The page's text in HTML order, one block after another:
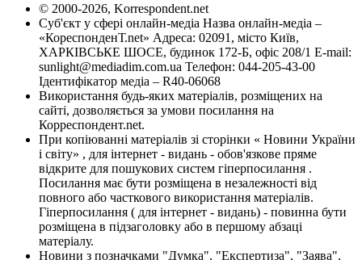
© 2000-2026, Korrespondent.net
Суб'єкт у сфері онлайн-медіа Назва онлайн-медіа –
«КореспонденТ.net» Адреса: 02091, місто Київ,
ХАРКІВСЬКЕ ШОСЕ, будинок 172-Б, офіс 208/1 E-mail:
sunlight@mediadim.com.ua Телефон: 044-205-43-00
Ідентифікатор медіа – R40-06068
Використання будь-яких матеріалів, розміщених на
сайті, дозволяється за умови посилання на
Корреспондент.net.
При копіюванні матеріалів зі сторінки « Новини України
і світу» , для інтернет - видань - обов'язкове пряме
відкрите для пошукових систем гіперпосилання .
Посилання має бути розміщена в незалежності від
повного або часткового використання матеріалів.
Гіперпосилання ( для інтернет - видань) - повинна бути
розміщена в підзаголовку або в першому абзаці
матеріалу.
Новини з позначками "Думка", "Експертиза", "Заява",